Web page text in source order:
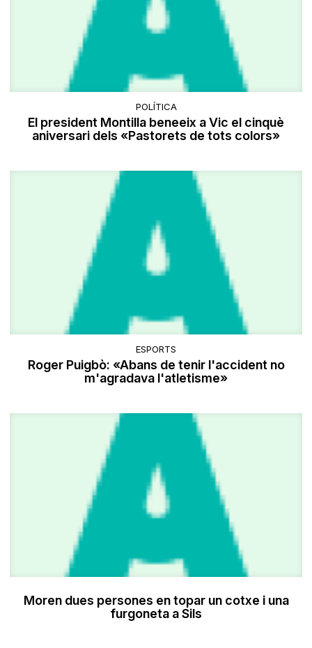
POLÍTICA
El president Montilla beneeix a Vic el cinquè
aniversari dels «Pastorets de tots colors»
ESPORTS
Roger Puigbò: «Abans de tenir l'accident no
m'agradava l'atletisme»
Moren dues persones en topar un cotxe i una
furgoneta a Sils